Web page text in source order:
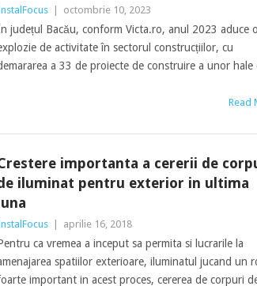
octombrie 10, 2023
județul Bacău, conform Victa.ro, anul 2023 aduce o
de activitate în sectorul construcțiilor, cu
a 33 de proiecte de construire a unor hale
Read
importanta a cererii de
iluminat pentru exterior in ultima
luna
aprilie 16, 2018
ca vremea a inceput sa permita si lucrarile la
spatiilor exterioare, iluminatul jucand un
important in acest proces, cererea de corpuri